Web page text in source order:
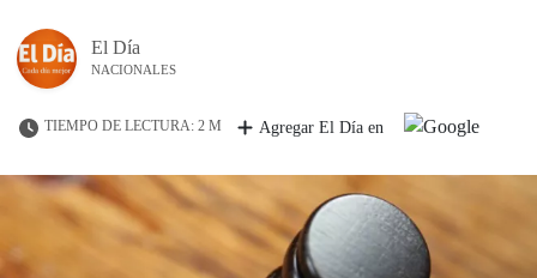
El Día
NACIONALES
TIEMPO DE LECTURA: 2 M Agregar El Día en